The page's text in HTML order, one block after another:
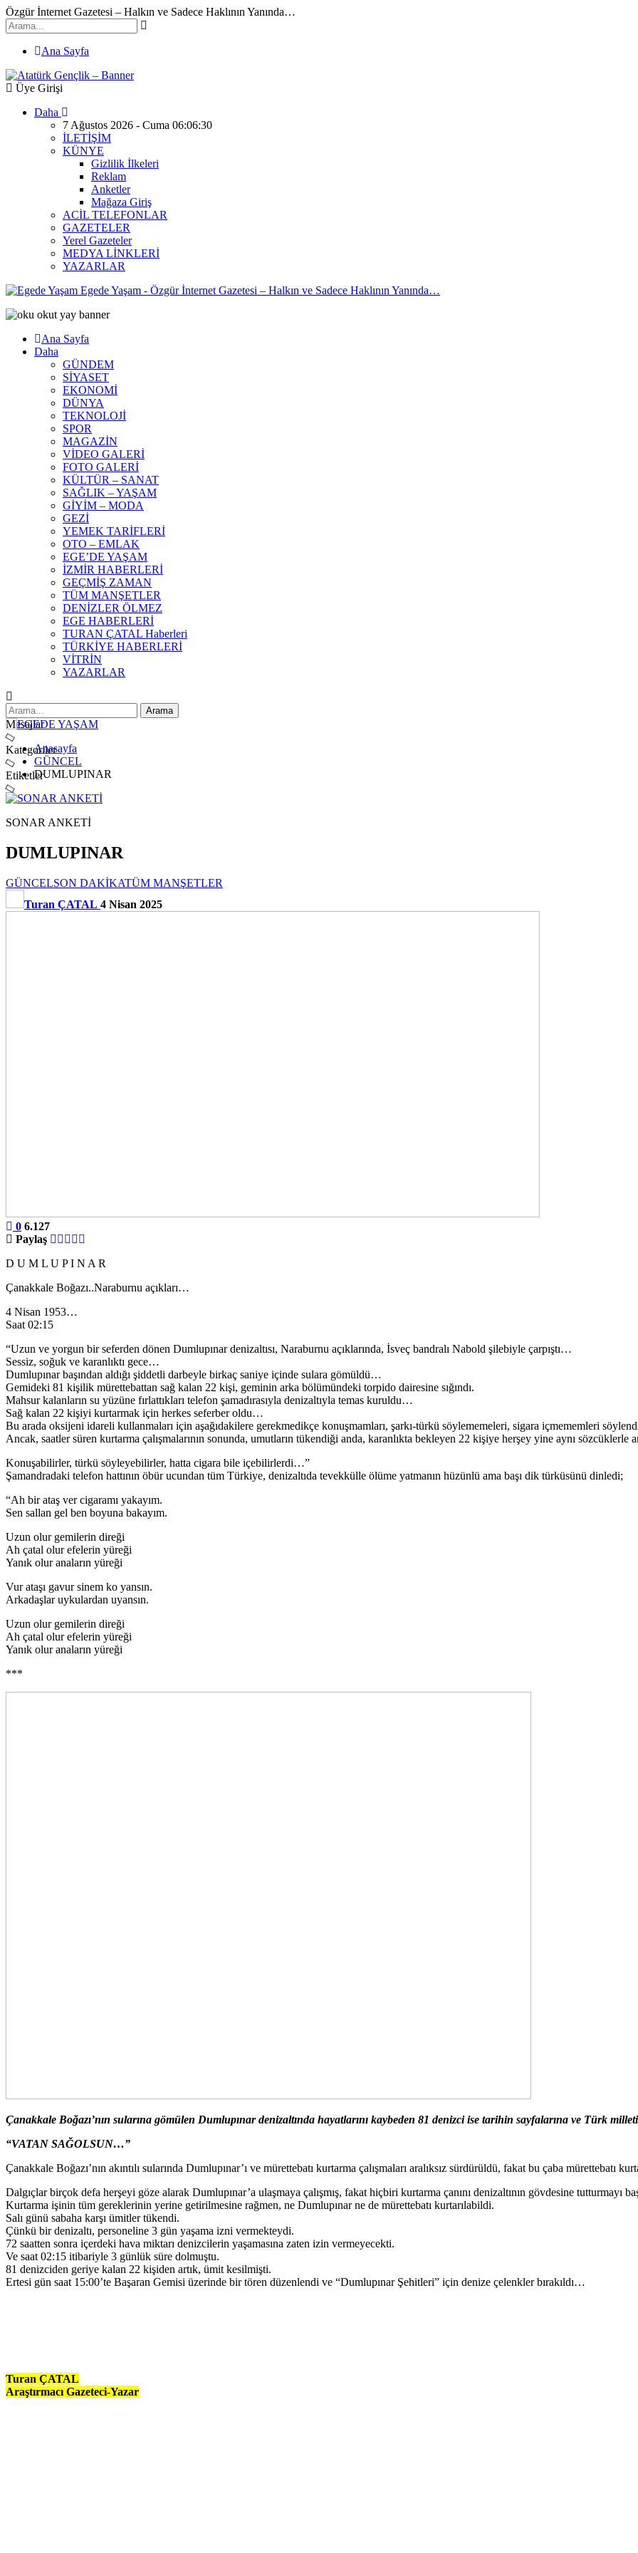
Özgür İnternet Gazetesi – Halkın ve Sadece Haklının Yanında…
Ana Sayfa
Üye Girişi
Daha
7 Ağustos 2026 - Cuma 06:06:30
İLETİŞİM
KÜNYE
Gizlilik İlkeleri
Reklam
Anketler
Mağaza Giriş
ACİL TELEFONLAR
GAZETELER
Yerel Gazeteler
MEDYA LİNKLERİ
YAZARLAR
Egede Yaşam - Özgür İnternet Gazetesi – Halkın ve Sadece Haklının Yanında…
Ana Sayfa
Daha
GÜNDEM
SİYASET
EKONOMİ
DÜNYA
TEKNOLOJİ
SPOR
MAGAZİN
VİDEO GALERİ
FOTO GALERİ
KÜLTÜR – SANAT
SAĞLIK – YAŞAM
GİYİM – MODA
GEZİ
YEMEK TARİFLERİ
OTO – EMLAK
EGE’DE YAŞAM
İZMİR HABERLERİ
GEÇMİŞ ZAMAN
TÜM MANŞETLER
DENİZLER ÖLMEZ
EGE HABERLERİ
TURAN ÇATAL Haberleri
TÜRKİYE HABERLERİ
VİTRİN
YAZARLAR
Mesajlar
Kategoriler
Etiketler
Anasayfa
GÜNCEL
DUMLUPINAR
SONAR ANKETİ
DUMLUPINAR
GÜNCELSON DAKİKATÜM MANŞETLER
Turan ÇATAL 4 Nisan 2025
0 6.127
Paylaş
D U M L U P I N A R
Çanakkale Boğazı..Naraburnu açıkları…
4 Nisan 1953…
Saat 02:15
“Uzun ve yorgun bir seferden dönen Dumlupınar denizaltısı, Naraburnu açıklarında, İsveç bandralı Nabold şilebiyle çarpıştı…
Sessiz, soğuk ve karanlıktı gece…
Dumlupınar başından aldığı şiddetli darbeyle birkaç saniye içinde sulara gömüldü…
Gemideki 81 kişilik mürettebattan sağ kalan 22 kişi, geminin arka bölümündeki torpido dairesine sığındı.
Mahsur kalanların su yüzüne fırlattıkları telefon şamadırasıyla denizaltıyla temas kuruldu…
Sağ kalan 22 kişiyi kurtarmak için herkes seferber oldu…
Bu arada oksijeni idareli kullanmaları için aşağıdakilere gerekmedikçe konuşmamları, şarkı-türkü söylememeleri, sigara içmememleri
Ancak, saatler süren kurtarma çalışmalarının sonunda, umutların tükendiği anda, karanlıkta bekleyen 22 kişiye herşey yine aynı sözcüklerle
Konuşabilirler, türkü söyleyebilirler, hatta cigara bile içebilirlerdi…”
Şamandradaki telefon hattının öbür ucundan tüm Türkiye, denizaltıda tevekkülle ölüme yatmanın hüzünlü ama başı dik türküsünü dinledi;
“Ah bir ataş ver cigaramı yakayım.
Sen sallan gel ben boyuna bakayım.
Uzun olur gemilerin direği
Ah çatal olur efelerin yüreği
Yanık olur anaların yüreği
Vur ataşı gavur sinem ko yansın.
Arkadaşlar uykulardan uyansın.
Uzun olur gemilerin direği
Ah çatal olur efelerin yüreği
Yanık olur anaların yüreği
***
Çanakkale Boğazı’nın sularına gömülen Dumlupınar denizaltında hayatlarını kaybeden 81 denizci ise tarihin sayfalarına ve Türk
“VATAN SAĞOLSUN…”
Çanakkale Boğazı’nın akıntılı sularında Dumlupınar’ı ve mürettebatı kurtarma çalışmaları aralıksız sürdürüldü, fakat bu çaba mürettebatı
Dalgıçlar birçok defa herşeyi göze alarak Dumlupınar’a ulaşmaya çalışmış, fakat hiçbiri kurtarma çanını denizaltının gövdesine tutturmayı
Kurtarma işinin tüm gereklerinin yerine getirilmesine rağmen, ne Dumlupınar ne de mürettebatı kurtarılabildi.
Salı günü sabaha karşı ümitler tükendi.
Çünkü bir denizaltı, personeline 3 gün yaşama izni vermekteydi.
72 saatten sonra içerdeki hava miktarı denizcilerin yaşamasına zaten izin vermeyecekti.
Ve saat 02:15 itibariyle 3 günlük süre dolmuştu.
81 denizciden geriye kalan 22 kişiden artık, ümit kesilmişti.
Ertesi gün saat 15:00’te Başaran Gemisi üzerinde bir tören düzenlendi ve “Dumlupınar Şehitleri” için denize çelenkler bırakıldı…
Turan ÇATAL
Araştırmacı Gazeteci-Yazar